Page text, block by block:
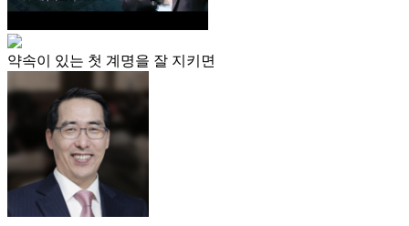
약속이 있는 첫 계명을 잘 지키면